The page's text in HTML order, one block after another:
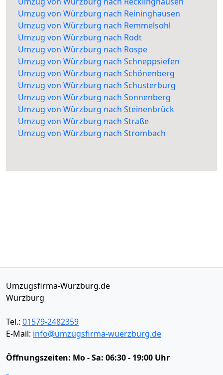
Umzug von Würzburg nach Reininghausen
Umzug von Würzburg nach Remmelsohl
Umzug von Würzburg nach Rodt
Umzug von Würzburg nach Rospe
Umzug von Würzburg nach Schneppsiefen
Umzug von Würzburg nach Schönenberg
Umzug von Würzburg nach Schusterburg
Umzug von Würzburg nach Sonnenberg
Umzug von Würzburg nach Steinenbrück
Umzug von Würzburg nach Straße
Umzug von Würzburg nach Strombach
Umzugsfirma-Würzburg.de
Würzburg
Tel.: 01579-2482359
E-Mail: info@umzugsfirma-wuerzburg.de
Öffnungszeiten: Mo - Sa: 06:30 - 19:00 Uhr